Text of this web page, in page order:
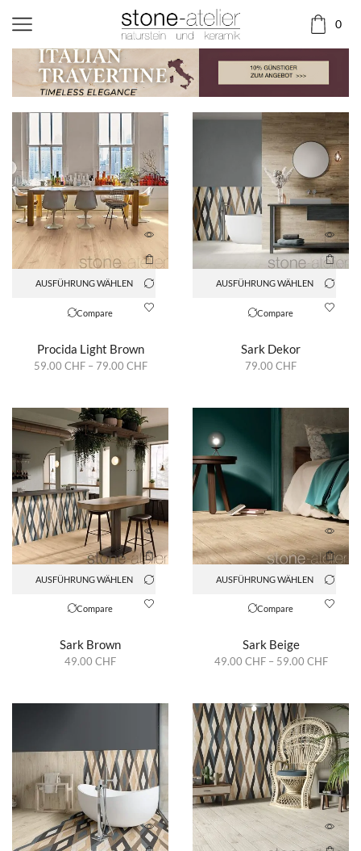
0
AUSFÜHRUNG WÄHLEN
Compare
Procida Light Brown
59.00 CHF–79.00 CHF
AUSFÜHRUNG WÄHLEN
Compare
Sark Dekor
79.00 CHF
AUSFÜHRUNG WÄHLEN
Compare
Sark Brown
49.00 CHF
AUSFÜHRUNG WÄHLEN
Compare
Sark Beige
49.00 CHF– 59.00 CHF